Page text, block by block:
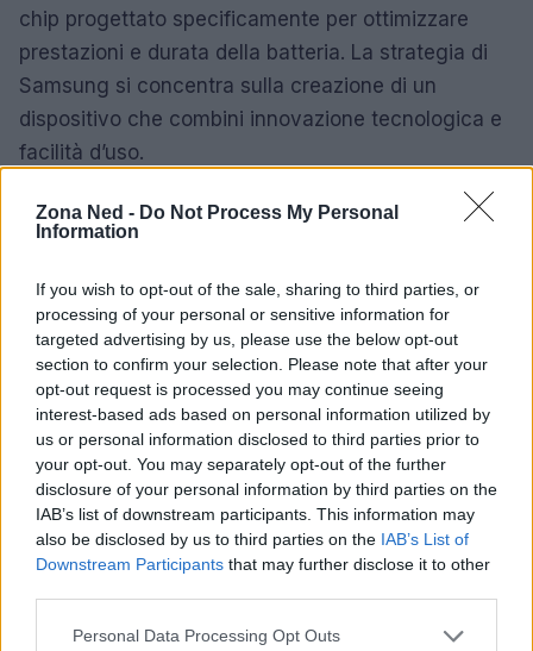
Zona Ned - Do Not Process My Personal
Information
If you wish to opt-out of the sale, sharing to third parties, or
processing of your personal or sensitive information for
targeted advertising by us, please use the below opt-out
section to confirm your selection. Please note that after your
opt-out request is processed you may continue seeing
interest-based ads based on personal information utilized by
us or personal information disclosed to third parties prior to
your opt-out. You may separately opt-out of the further
disclosure of your personal information by third parties on the
IAB’s list of downstream participants. This information may
also be disclosed by us to third parties on the IAB’s List of
Downstream Participants that may further disclose it to other
Please note that this website/app uses one or more Google
Personal Data Processing Opt Outs
chip progettato specificamente per ottimizzare
prestazioni e durata della batteria. La strategia di
Samsung si concentra sulla creazione di un
dispositivo che combini innovazione tecnologica e
facilità d’uso.
Un futuro interconnesso
Samsung non si limitano a migliorare l’esperienza
utente, ma hanno il potenziale di trasformare
radicalmente il modo in cui si interagisce con la
tecnologia. La continua evoluzione dell’intelligenza
artificiale e delle interfacce utente rappresenta una
fase cruciale per il futuro della tecnologia,
rendendo i dispositivi sempre più centrali nella vita
quotidiana. Questo cambiamento avviene in un
contesto in cui la sostenibilità è un business case